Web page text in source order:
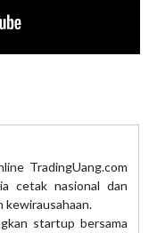
TradingUang.com
cetak nasional dan
kewirausahaan.
startup bersama